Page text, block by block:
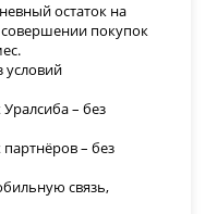
остаток на
покупок
условий
– без
– без
связь,